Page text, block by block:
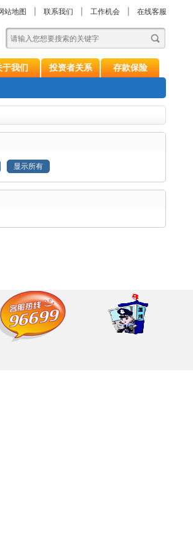
站地图 联系我们 工作机会 在线客服
于我们 投资者关系 存款保险
显示所有